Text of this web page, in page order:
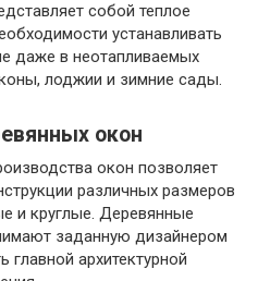
собой теплое
устанавливать
даже в неотапливаемых
лоджии и зимние сады.
окон
окон позволяет
различных размеров
и круглые. Деревянные
заданную дизайнером
архитектурной